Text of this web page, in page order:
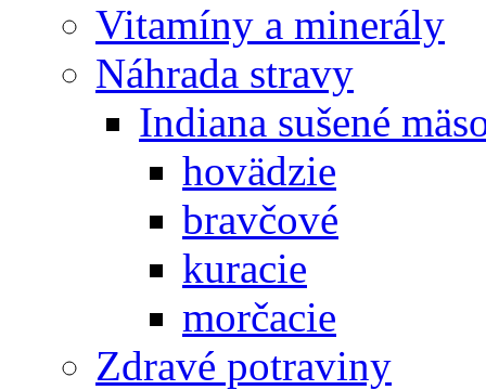
Vitamíny a minerály
Náhrada stravy
Indiana sušené
hovädzie
bravčové
kuracie
morčacie
Zdravé potraviny